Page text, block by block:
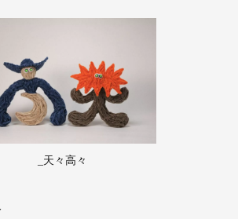
_天々高々